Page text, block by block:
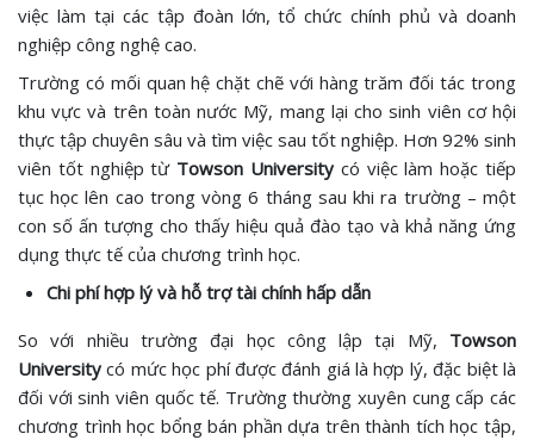
việc làm tại các tập đoàn lớn, tổ chức chính phủ và doanh
nghiệp công nghệ cao.
Trường có mối quan hệ chặt chẽ với hàng trăm đối tác trong
khu vực và trên toàn nước Mỹ, mang lại cho sinh viên cơ hội
thực tập chuyên sâu và tìm việc sau tốt nghiệp. Hơn 92% sinh
viên tốt nghiệp từ Towson University có việc làm hoặc tiếp
tục học lên cao trong vòng 6 tháng sau khi ra trường – một
con số ấn tượng cho thấy hiệu quả đào tạo và khả năng ứng
dụng thực tế của chương trình học.
Chi phí hợp lý và hỗ trợ tài chính hấp dẫn
So với nhiều trường đại học công lập tại Mỹ, Towson
University có mức học phí được đánh giá là hợp lý, đặc biệt là
đối với sinh viên quốc tế. Trường thường xuyên cung cấp các
chương trình học bổng bán phần dựa trên thành tích học tập,